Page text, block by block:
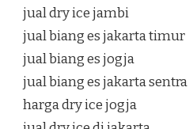
jual dry ice jambi
jual biang es jakarta timur
jual biang es jogja
jual biang es jakarta sentra
harga dry ice jogja